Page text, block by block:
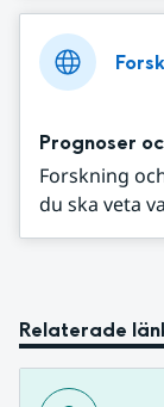
Prognoser
Forskning
du ska veta
Relaterade